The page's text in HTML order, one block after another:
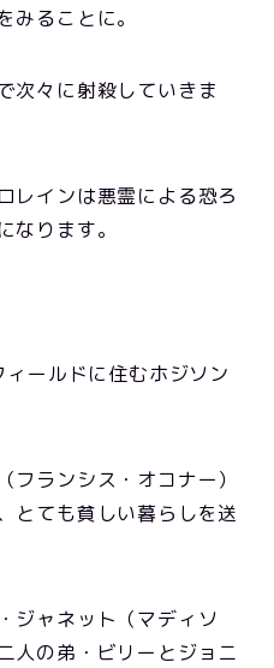
みることに。
次々に射殺していきま
レインは悪霊による恐ろ
なります。
ールドに住むホジソン
フランシス・オコナー）
とても貧しい暮らしを送
ジャネット（マディソ
人の弟・ビリーとジョニ